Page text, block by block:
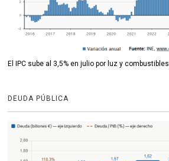
El IPC sube al 3,5% en julio por luz y combustibles
DEUDA PÚBLICA